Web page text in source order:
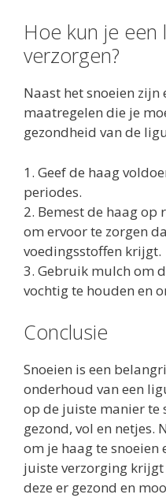
Hoe kun je een
verzorgen?
Naast het snoeien zijn
maatregelen die je
gezondheid van de
1. Geef de haag
periodes.
2. Bemest de haag
om ervoor te zorgen
voedingsstoffen krijgt.
3. Gebruik mulch om
vochtig te houden en
Conclusie
Snoeien is een
onderhoud van een
op de juiste manier te
gezond, vol en netjes.
om je haag te snoeien
juiste verzorging
deze er gezond en